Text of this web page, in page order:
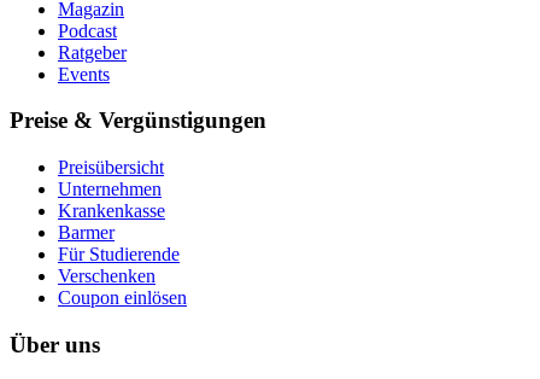
Magazin
Podcast
Ratgeber
Events
Preise & Vergünstigungen
Preisübersicht
Unternehmen
Krankenkasse
Barmer
Für Studierende
Ver­schen­ken
Coupon einlösen
Über uns